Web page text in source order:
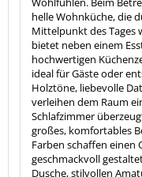
helle Wohnküche, die
Mittelpunkt des Tages
bietet neben einem
hochwertigen
ideal für Gäste oder
Holztöne, liebevolle
verleihen dem Raum
Schlafzimmer
großes, komfortables
Farben schaffen einen
geschmackvoll
Dusche, stilvollen